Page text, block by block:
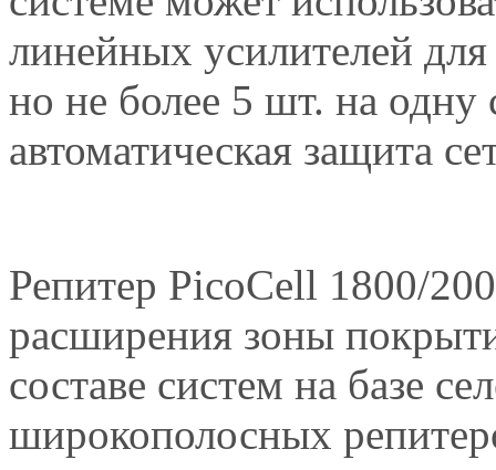
линейных усилителей
но не более 5 шт. на одну
автоматическая защита
Репитер PicoCell 1800/
расширения зоны
составе систем на базе
широкополосных